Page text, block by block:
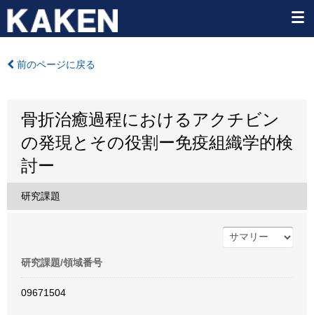
前のページに戻る
骨折治癒過程におけるアクチビン
の発現とその役割ー免疫組織学的検
討ー
研究課題
研究課題/領域番号
09671504